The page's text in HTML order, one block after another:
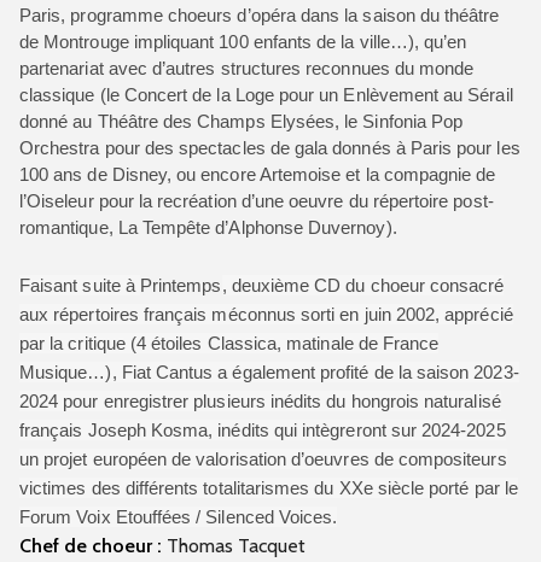
Paris, programme choeurs d’opéra dans la saison du théâtre
de Montrouge impliquant 100 enfants de la ville…), qu’en
partenariat avec d’autres structures reconnues du monde
classique (le Concert de la Loge pour un Enlèvement au Sérail
donné au Théâtre des Champs Elysées, le Sinfonia Pop
Orchestra pour des spectacles de gala donnés à Paris pour les
100 ans de Disney, ou encore Artemoise et la compagnie de
l’Oiseleur pour la recréation d’une oeuvre du répertoire post-
romantique, La Tempête d’Alphonse Duvernoy).
Faisant suite à Printemps, deuxième CD du choeur consacré
aux répertoires français méconnus sorti en juin 2002, apprécié
par la critique (4 étoiles Classica, matinale de France
Musique…), Fiat Cantus a également profité de la saison 2023-
2024 pour enregistrer plusieurs inédits du hongrois naturalisé
français Joseph Kosma, inédits qui intègreront sur 2024-2025
un projet européen de valorisation d’oeuvres de compositeurs
victimes des différents totalitarismes du XXe siècle porté par le
Forum Voix Etouffées / Silenced Voices.
Chef de choeur : Thomas Tacquet